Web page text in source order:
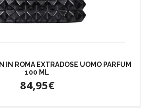
IN ROMA EXTRADOSE UOMO PARFUM
100 ML
84,95€